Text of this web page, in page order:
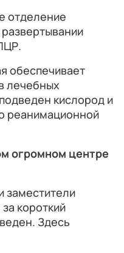
отделение
обеспечивает
лечебных
кислород и
реанимационной
огромном центре
заместители
короткий
Здесь